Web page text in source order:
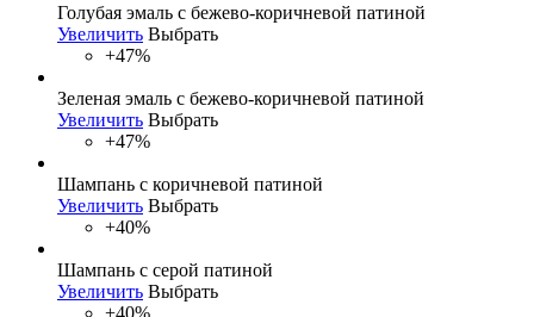
Голубая эмаль с бежево-коричневой патиной
Увеличить Выбрать
+47%
Зеленая эмаль с бежево-коричневой патиной
Увеличить Выбрать
+47%
Шампань с коричневой патиной
Увеличить Выбрать
+40%
Шампань с серой патиной
Увеличить Выбрать
+40%